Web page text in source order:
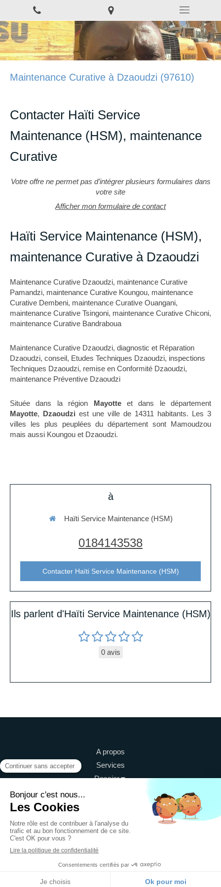
Maintenance Curative à Dzaoudzi (97610)
Contacter Haïti Service
Maintenance (HSM), maintenance
Curative
Votre offre ne permet pas d’intégrer plusieurs formulaires dans
votre site
Afficher mon formulaire de contact
Haïti Service Maintenance (HSM),
maintenance Curative à Dzaoudzi
Maintenance Curative Dzaoudzi, maintenance Curative
Pamandzi, maintenance Curative Koungou, maintenance
Curative Dembeni, maintenance Curative Ouangani,
maintenance Curative Tsingoni, maintenance Curative Chiconi,
maintenance Curative Bandraboua
Maintenance Curative Dzaoudzi, diagnostic et Réparation
Dzaoudzi, conseil, Etudes Techniques Dzaoudzi, inspections
Techniques Dzaoudzi, remise en Conformité Dzaoudzi,
maintenance Préventive Dzaoudzi
Située dans la région Mayotteet dans le département
Mayotte, Dzaoudzi est une ville de 14311 habitants. Les 3
villes les plus peuplées du département sont Mamoudzou
mais aussi Koungou et Dzaoudzi.
à
Haïti Service Maintenance (HSM)
0184143538
Contacter Haïti Service Maintenance (HSM)
Ils parlent d'Haïti Service Maintenance (HSM)
0 avis
A propos
Services
Dossier
©2022 Haïti Service Maintenance (HSM) -
Electromécanique-Hydraulique
Plan du site
Mentions légales
Création et référencement du site par Simplébo